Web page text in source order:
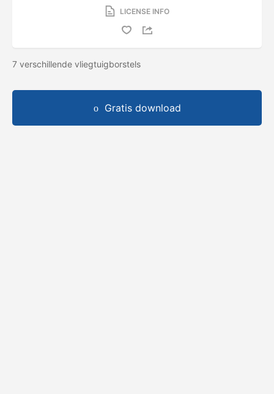
LICENSE INFO
7 verschillende vliegtuigborstels
Gratis download